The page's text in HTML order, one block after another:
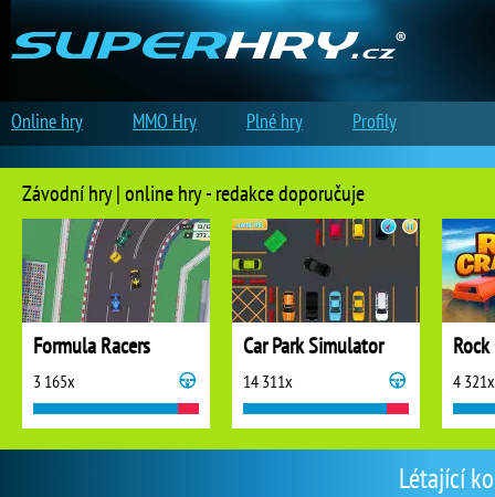
Létající
Závodní hry | online hry - redakce doporučuje
Formula Racers
3 165x
Car Park Simulator
14 311x 4 321x
Online hry MMO Hry Plné hry Profily